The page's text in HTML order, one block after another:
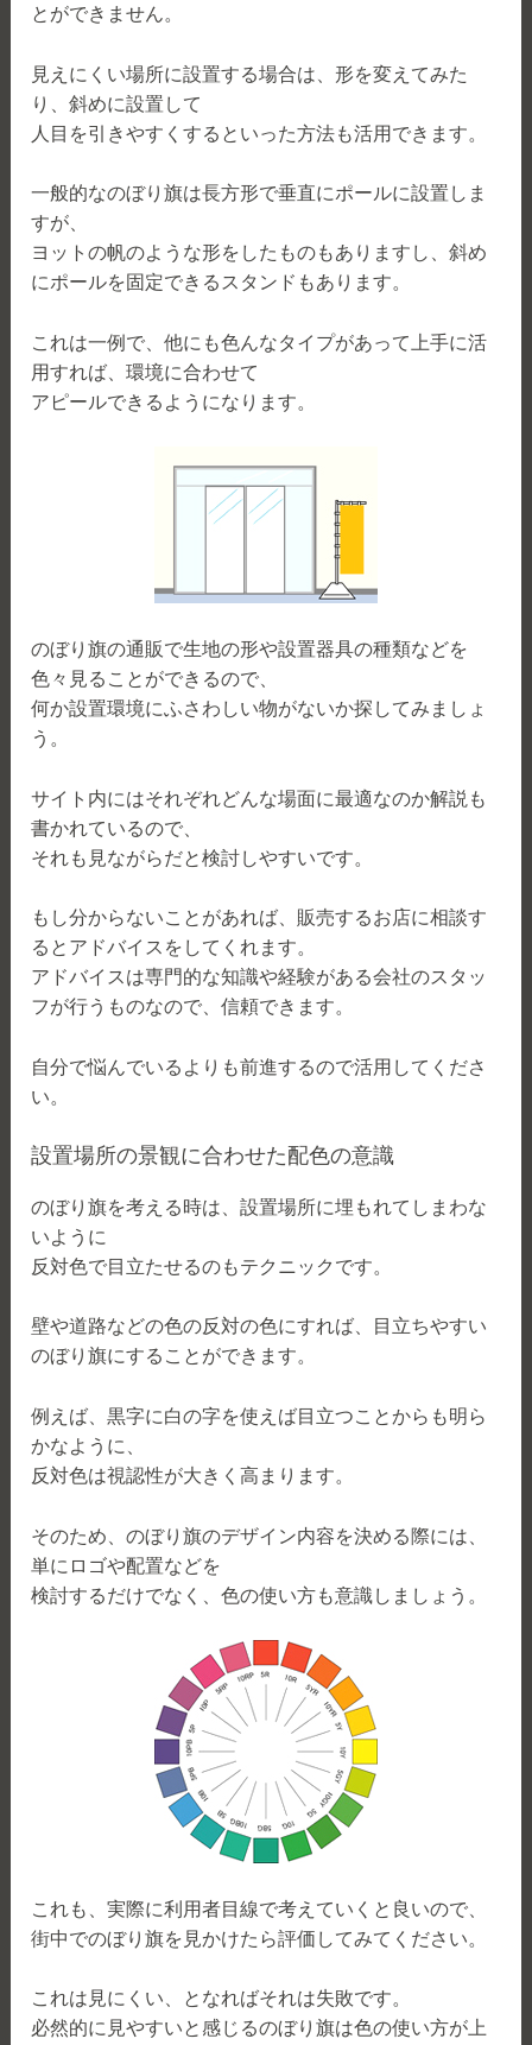
とができません。
見えにくい場所に設置する場合は、形を変えてみた
り、斜めに設置して
人目を引きやすくするといった方法も活用できます。
一般的なのぼり旗は長方形で垂直にポールに設置しま
すが、
ヨットの帆のような形をしたものもありますし、斜め
にポールを固定できるスタンドもあります。
これは一例で、他にも色んなタイプがあって上手に活
用すれば、環境に合わせて
アピールできるようになります。
のぼり旗の通販で生地の形や設置器具の種類などを
色々見ることができるので、
何か設置環境にふさわしい物がないか探してみましょ
う。
サイト内にはそれぞれどんな場面に最適なのか解説も
書かれているので、
それも見ながらだと検討しやすいです。
もし分からないことがあれば、販売するお店に相談す
るとアドバイスをしてくれます。
アドバイスは専門的な知識や経験がある会社のスタッ
フが行うものなので、信頼できます。
自分で悩んでいるよりも前進するので活用してくださ
い。
設置場所の景観に合わせた配色の意識
のぼり旗を考える時は、設置場所に埋もれてしまわな
いように
反対色で目立たせるのもテクニックです。
壁や道路などの色の反対の色にすれば、目立ちやすい
のぼり旗にすることができます。
例えば、黒字に白の字を使えば目立つことからも明ら
かなように、
反対色は視認性が大きく高まります。
そのため、のぼり旗のデザイン内容を決める際には、
単にロゴや配置などを
検討するだけでなく、色の使い方も意識しましょう。
これも、実際に利用者目線で考えていくと良いので、
街中でのぼり旗を見かけたら評価してみてください。
これは見にくい、となればそれは失敗です。
必然的に見やすいと感じるのぼり旗は色の使い方が上